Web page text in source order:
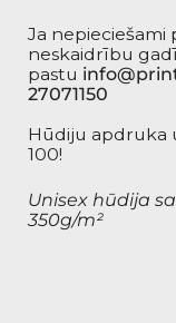
Ja nepieciešami
neskaidrību
pastu
27071150
Hūdiju apdruka
100!
Unisex hūdija
350g/m²